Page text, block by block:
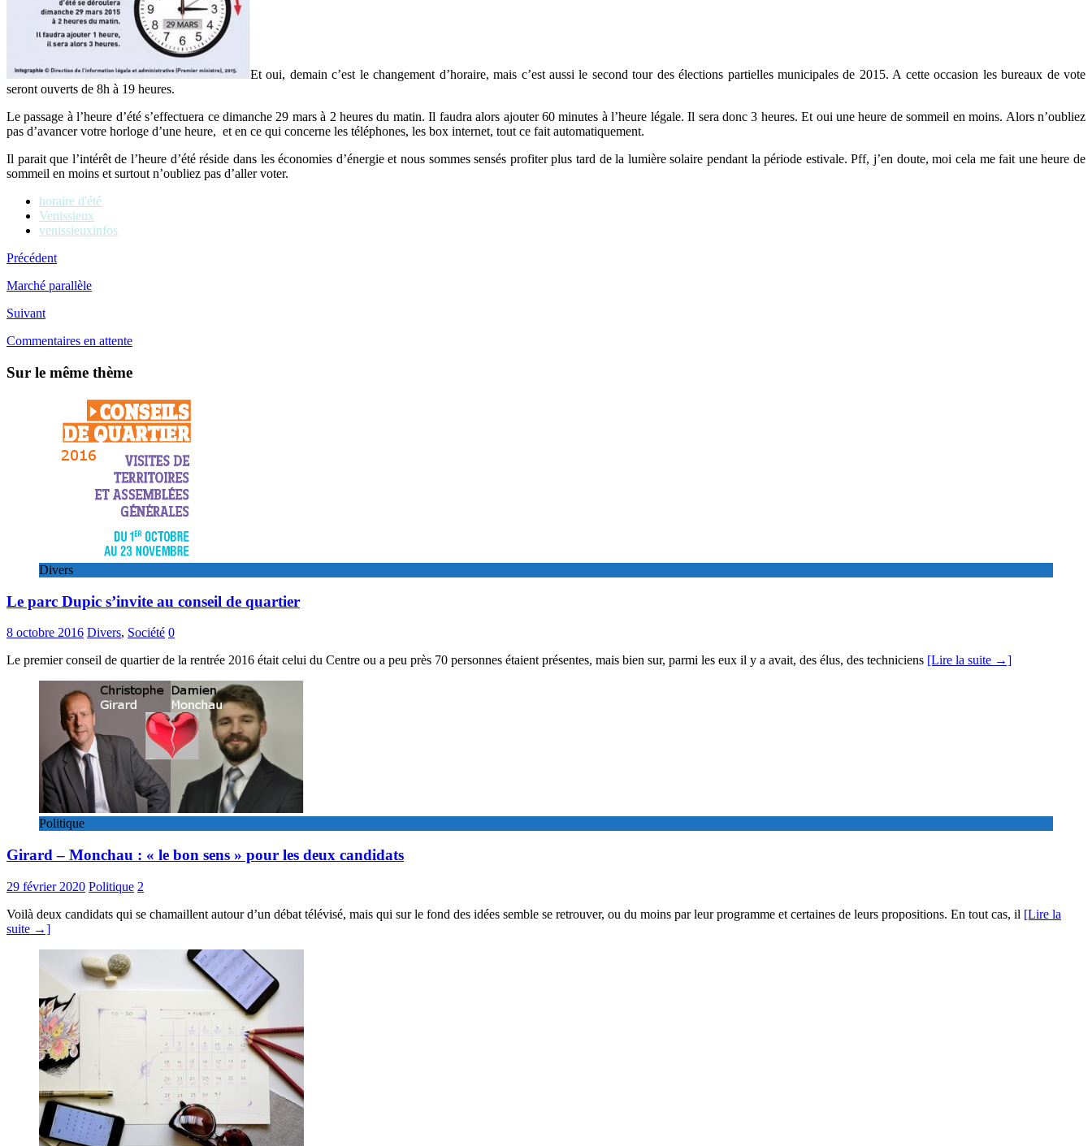
Et oui, demain c’est le changement d’horaire, mais c’est aussi le second tour des élections partielles municipales de 2015. A cette occasion les bureaux de vote
seront ouverts de 8h à 19 heures.
Le passage à l’heure d’été s’effectuera ce dimanche 29 mars à 2 heures du matin. Il faudra alors ajouter 60 minutes à l’heure légale. Il sera donc 3 heures. Et oui une heure de sommeil en moins. Alors n’oubliez
pas d’avancer votre horloge d’une heure, et en ce qui concerne les téléphones, les box internet, tout ce fait automatiquement.
Il parait que l’intérêt de l’heure d’été réside dans les économies d’énergie et nous sommes sensés profiter plus tard de la lumière solaire pendant la période estivale. Pff, j’en doute, moi cela me fait une heure de
sommeil en moins et surtout n’oubliez pas d’aller voter.
horaire d'été
Venissieux
venissieuxinfos
Précédent
Marché parallèle
Suivant
Commentaires en attente
Sur le même thème
Divers
Le parc Dupic s’invite au conseil de quartier
8 octobre 2016 Divers, Société 0
Le premier conseil de quartier de la rentrée 2016 était celui du Centre ou a peu près 70 personnes étaient présentes, mais bien sur, parmi les eux il y a avait, des élus, des techniciens [Lire la suite →]
Politique
Girard – Monchau : « le bon sens » pour les deux candidats
29 février 2020 Politique 2
Voilà deux candidats qui se chamaillent autour d’un débat télévisé, mais qui sur le fond des idées semble se retrouver, ou du moins par leur programme et certaines de leurs propositions. En tout cas, il [Lire la
suite →]